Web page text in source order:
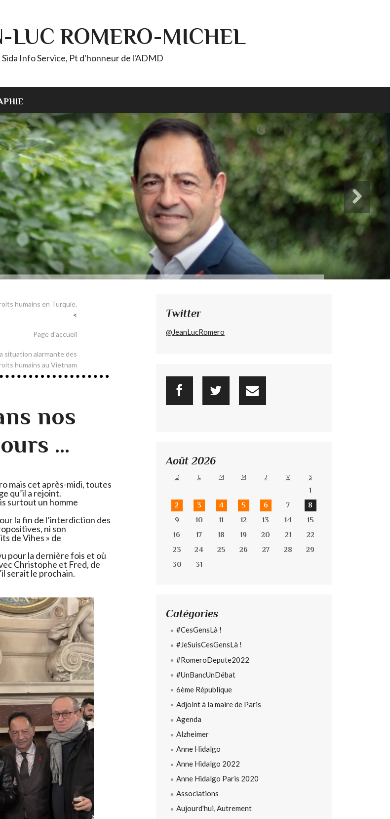
LUC ROMERO-MICHEL
Info Service, Pt d'honneur de l'ADMD
humains en Turquie.
Page d'accueil
situation alarmante des
humains au Vietnam
nos
…
mais cet après-midi, toutes
qu’il a rejoint.
surtout un homme
la fin de l’interdiction des
ni son
de Vihes » de
pour la dernière fois et où
Christophe et Fred, de
serait le prochain.
Twitter
@JeanLucRomero
Août 2026
D L M M J V S
1
2
3 4 5 6 7
8
9
10 11 12 13 14
15
16
17 18 19 20 21
22
23
24 25 26 27 28
29
30
31
Catégories
#CesGensLà !
#JeSuisCesGensLà !
#RomeroDepute2022
#UnBancUnDébat
6ème République
Adjoint à la maire de Paris
Agenda
Alzheimer
Anne Hidalgo
Anne Hidalgo 2022
Anne Hidalgo Paris 2020
Associations
Aujourd'hui, Autrement